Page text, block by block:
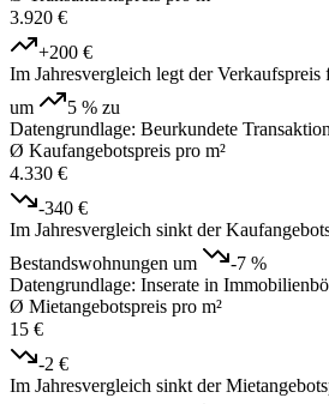
3.920 €
+200 €
Im Jahresvergleich legt der
um
5 % zu
Datengrundlage: Beurkundete
Ø Kaufangebotspreis pro m²
4.330 €
-340 €
Im Jahresvergleich sinkt der
Bestandswohnungen um
-7 %
Datengrundlage: Inserate in
Ø Mietangebotspreis pro m²
15 €
-2 €
Im Jahresvergleich sinkt der